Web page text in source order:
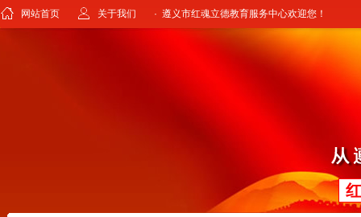
网站首页 关于我们 · 遵义市红魂立德教育服务中心欢迎您！